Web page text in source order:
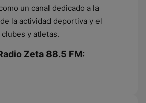
un canal dedicado a la
la actividad deportiva y el
y atletas.
Zeta 88.5 FM: